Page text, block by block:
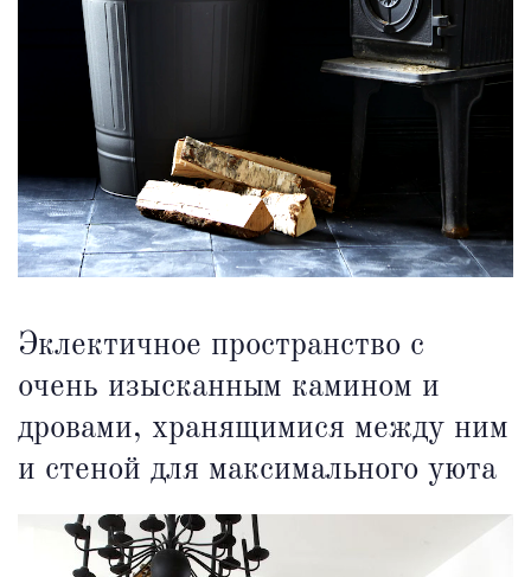
Эклектичное пространство с
очень изысканным камином и
дровами, хранящимися между ним
и стеной для максимального уюта